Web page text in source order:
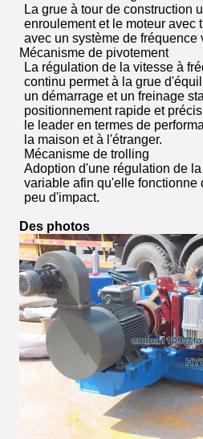
La grue à tour de construction
enroulement et le moteur avec
avec un système de fréquence
Mécanisme de pivotement
La régulation de la vitesse à
continu permet à la grue
un démarrage et un freinage
positionnement rapide et
le leader en termes de
la maison et à l'étranger.
Mécanisme de trolling
Adoption d'une régulation de
variable afin qu'elle fonctionne
peu d'impact.
Des photos